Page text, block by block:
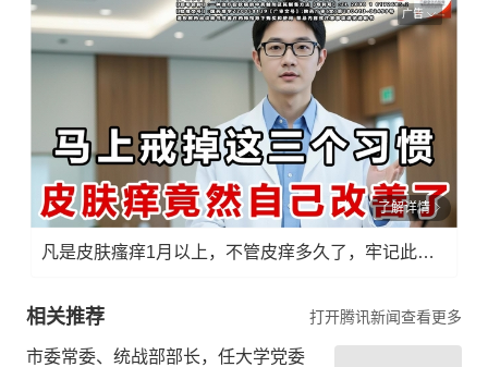
广告
了解详情
凡是皮肤瘙痒1月以上，不管皮痒多久了，牢记此法，快！准！狠！
相关推荐 打开腾讯新闻查看更多
市委常委、统战部部长，任大学党委